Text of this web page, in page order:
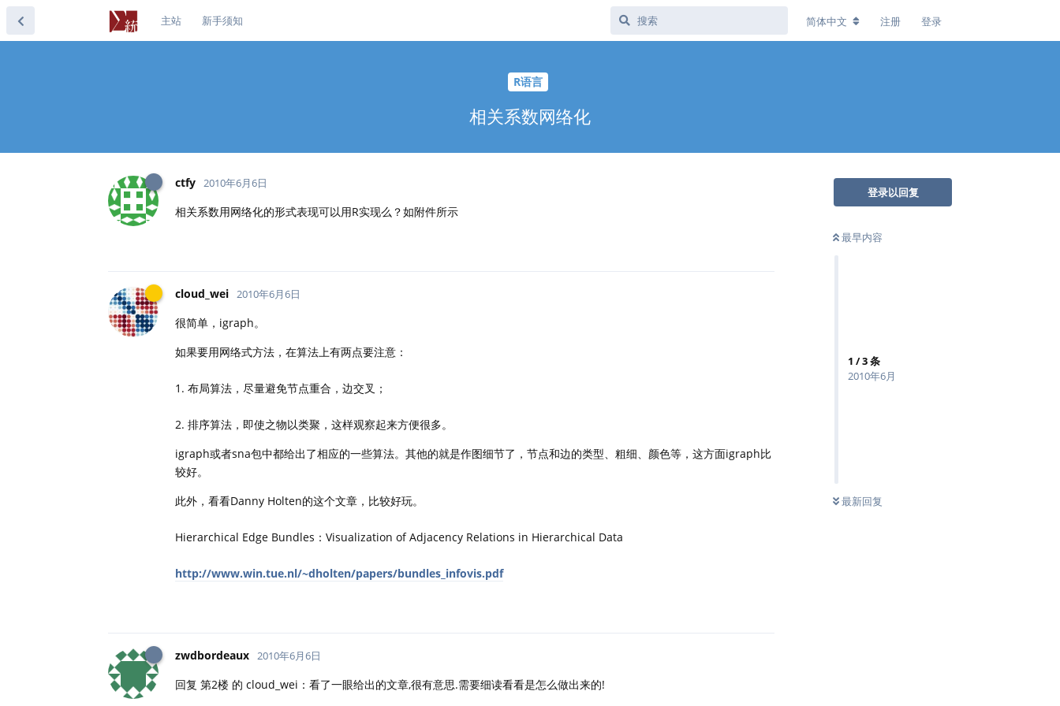
主站 新手须知 简体中文 注册 登录
R语言
相关系数网络化
登录以回复
最早内容
1 /3条
2010年6月
最新回复
ctfy 2010年6月6日
相关系数用网络化的形式表现可以用R实现么？如附件所示
cloud_wei 2010年6月6日
很简单，igraph。
如果要用网络式方法，在算法上有两点要注意：
1. 布局算法，尽量避免节点重合，边交叉；
2. 排序算法，即使之物以类聚，这样观察起来方便很多。
igraph或者sna包中都给出了相应的一些算法。其他的就是作图细节了，节点和边的类型、粗细、颜色等，这方面igraph比
较好。
此外，看看Danny Holten的这个文章，比较好玩。
Hierarchical Edge Bundles：Visualization of Adjacency Relations in Hierarchical Data
http://www.win.tue.nl/~dholten/papers/bundles_infovis.pdf
zwdbordeaux 2010年6月6日
回复 第2楼 的 cloud_wei：看了一眼给出的文章,很有意思.需要细读看看是怎么做出来的!